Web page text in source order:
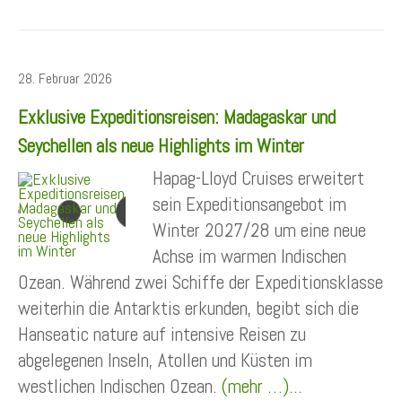
28. Februar 2026
Exklusive Expeditionsreisen: Madagaskar und
Seychellen als neue Highlights im Winter
Hapag-Lloyd Cruises erweitert
sein Expeditionsangebot im
Winter 2027/28 um eine neue
Achse im warmen Indischen
Ozean. Während zwei Schiffe der Expeditionsklasse
weiterhin die Antarktis erkunden, begibt sich die
Hanseatic nature auf intensive Reisen zu
abgelegenen Inseln, Atollen und Küsten im
westlichen Indischen Ozean. (mehr …)...